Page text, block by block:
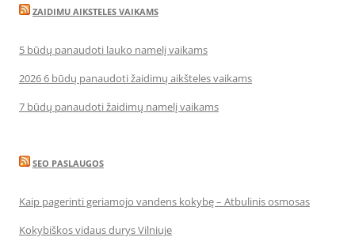
ZAIDIMU AIKSTELES VAIKAMS
5 būdų panaudoti lauko namelį vaikams
2026 6 būdų panaudoti žaidimų aikšteles vaikams
7 būdų panaudoti žaidimų namelį vaikams
SEO PASLAUGOS
Kaip pagerinti geriamojo vandens kokybę – Atbulinis osmosas
Kokybiškos vidaus durys Vilniuje